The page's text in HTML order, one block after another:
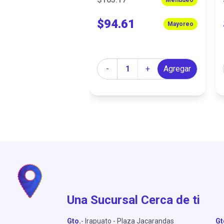
$94.61 Mayoreo
-
Cantidad + Agregar
Una Sucursal Cerca de ti
Gto.- Irapuato - Plaza Jacarandas